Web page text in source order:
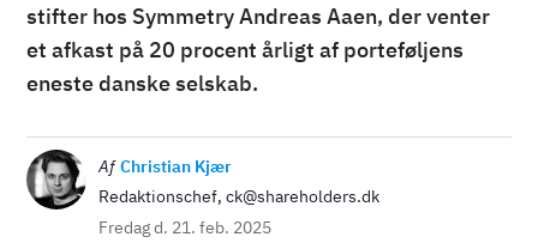
stifter hos Symmetry Andreas Aaen, der venter
et afkast på 20 procent årligt af porteføljens
eneste danske selskab.
Billede Af Christian Kjær
Redaktionschef, ck@shareholders.dk
Fredag d. 21. feb. 2025